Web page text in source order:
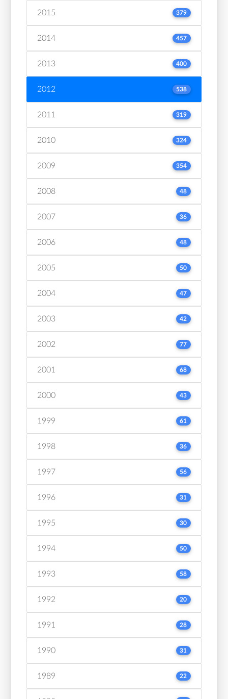
2015 379
2014 457
2013 400
2012 538
2011 319
2010 324
2009 354
2008 48
2007 36
2006 48
2005 50
2004 47
2003 42
2002 77
2001 68
2000 43
1999 61
1998 36
1997 56
1996 31
1995 30
1994 50
1993 58
1992 20
1991 28
1990 31
1989 22